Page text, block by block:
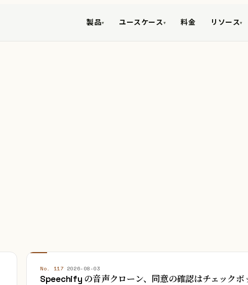
製品▾ ユースケース ▾ 料金 リソース▾
No. 117 2026-08-03
Speechify の音声クローン、同意の確認はチェックボ